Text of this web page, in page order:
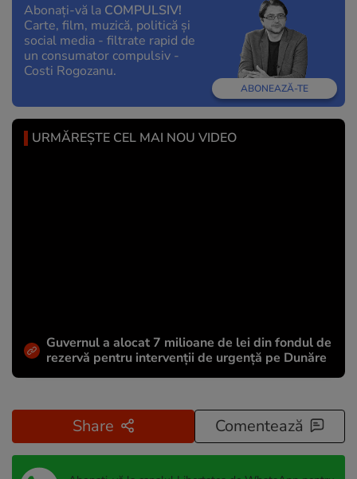
Abonați-vă la COMPULSIV!
Carte, film, muzică, politică și
social media - filtrate rapid de
un consumator compulsiv -
Costi Rogozanu.
ABONEAZĂ-TE
URMĂREȘTE CEL MAI NOU VIDEO
Guvernul a alocat 7 milioane de lei din fondul de
rezervă pentru intervenții de urgență pe Dunăre
Share Comentează